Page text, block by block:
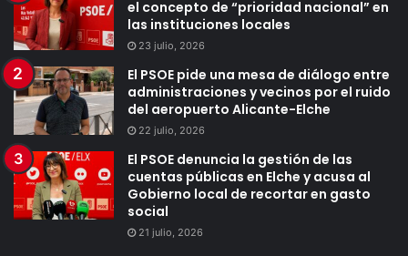
el concepto de “prioridad nacional” en
las instituciones locales
23 julio, 2026
El PSOE pide una mesa de diálogo entre
administraciones y vecinos por el ruido
del aeropuerto Alicante-Elche
22 julio, 2026
El PSOE denuncia la gestión de las
cuentas públicas en Elche y acusa al
Gobierno local de recortar en gasto
social
21 julio, 2026